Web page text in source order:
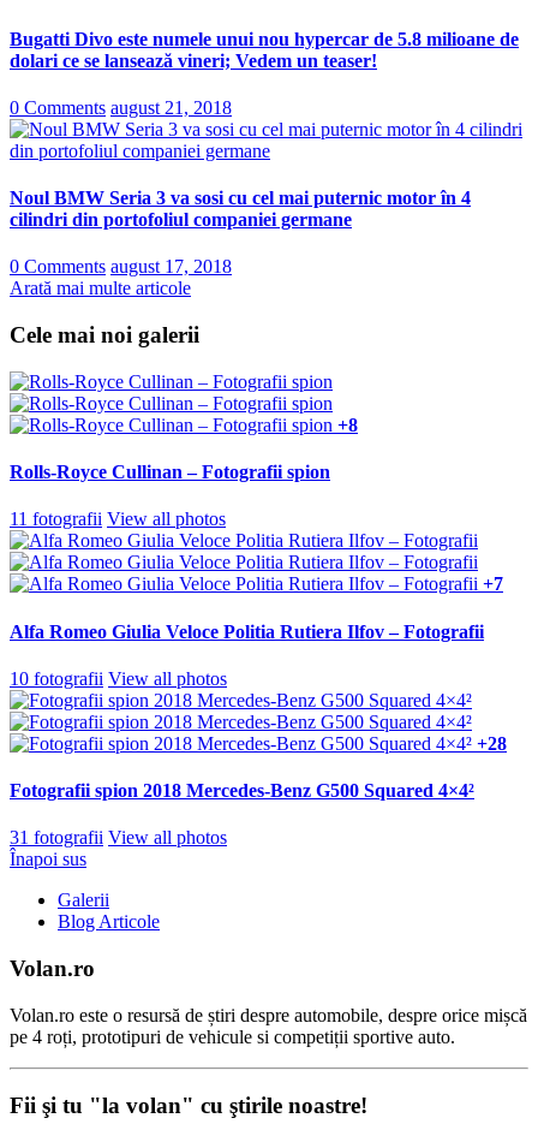
Bugatti Divo este numele unui nou hypercar de 5.8 milioane de
dolari ce se lansează vineri; Vedem un teaser!
0 Comments august 21, 2018
Noul BMW Seria 3 va sosi cu cel mai puternic motor în 4
cilindri din portofoliul companiei germane
0 Comments august 17, 2018
Arată mai multe articole
Cele mai noi galerii
+8
Rolls-Royce Cullinan – Fotografii spion
11 fotografii View all photos
+7
Alfa Romeo Giulia Veloce Politia Rutiera Ilfov – Fotografii
10 fotografii View all photos
+28
Fotografii spion 2018 Mercedes-Benz G500 Squared 4×4²
31 fotografii View all photos
Înapoi sus
Galerii
Blog Articole
Volan.ro
Volan.ro este o resursă de știri despre automobile, despre orice mișcă
pe 4 roți, prototipuri de vehicule si competiții sportive auto.
Fii şi tu "la volan" cu ştirile noastre!